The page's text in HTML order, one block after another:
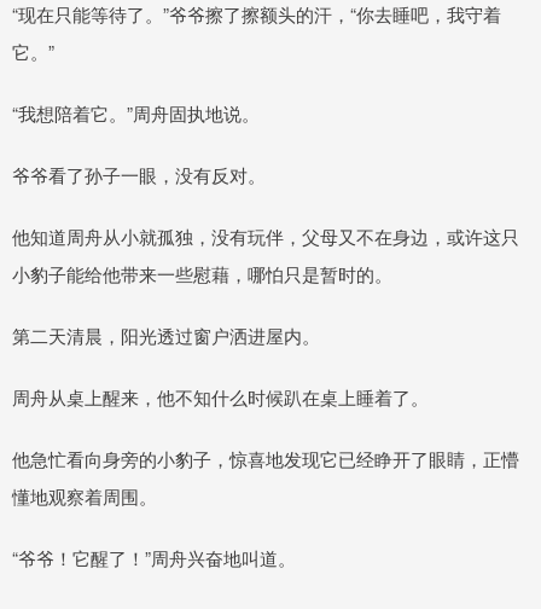
“现在只能等待了。”爷爷擦了擦额头的汗，“你去睡吧，我守着
它。”
“我想陪着它。”周舟固执地说。
爷爷看了孙子一眼，没有反对。
他知道周舟从小就孤独，没有玩伴，父母又不在身边，或许这只
小豹子能给他带来一些慰藉，哪怕只是暂时的。
第二天清晨，阳光透过窗户洒进屋内。
周舟从桌上醒来，他不知什么时候趴在桌上睡着了。
他急忙看向身旁的小豹子，惊喜地发现它已经睁开了眼睛，正懵
懂地观察着周围。
“爷爷！它醒了！”周舟兴奋地叫道。